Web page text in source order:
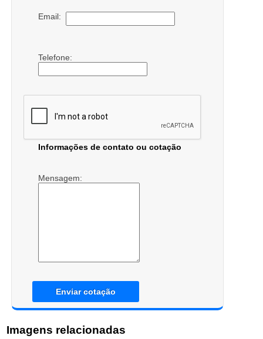
Email:
Telefone:
Informações de contato ou cotação
Mensagem:
Enviar cotação
Imagens relacionadas